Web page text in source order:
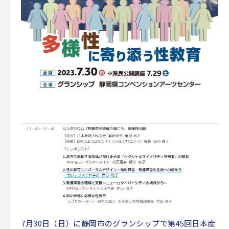
保護者様の声
アクセス
授業体験・見学の申し込み
お問い合わせ
INFORMATION
STAFF BLOG
運営会社
7月30日（日）に静岡市のグランシップで第45回日本産